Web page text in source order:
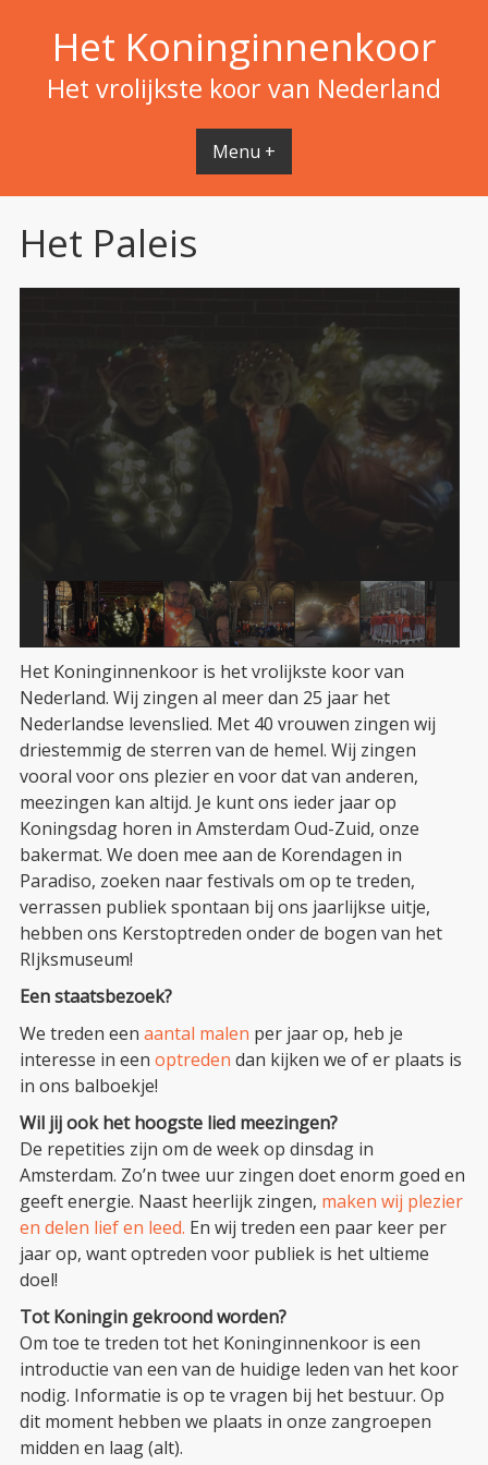
inhoudHet Koninginnenkoor
Het vrolijkste koor van Nederland
Menu +
Het Paleis
Het Koninginnenkoor is het vrolijkste koor van
Nederland. Wij zingen al meer dan 25 jaar het
Nederlandse levenslied. Met 40 vrouwen zingen wij
driestemmig de sterren van de hemel. Wij zingen
vooral voor ons plezier en voor dat van anderen,
meezingen kan altijd. Je kunt ons ieder jaar op
Koningsdag horen in Amsterdam Oud-Zuid, onze
bakermat. We doen mee aan de Korendagen in
Paradiso, zoeken naar festivals om op te treden,
verrassen publiek spontaan bij ons jaarlijkse uitje,
hebben ons Kerstoptreden onder de bogen van het
RIjksmuseum!
Een staatsbezoek?
We treden een aantal malen per jaar op, heb je
interesse in een optreden dan kijken we of er plaats is
in ons balboekje!
Wil jij ook het hoogste lied meezingen?
De repetities zijn om de week op dinsdag in
Amsterdam. Zo’n twee uur zingen doet enorm goed en
geeft energie. Naast heerlijk zingen, maken wij plezier
en delen lief en leed. En wij treden een paar keer per
jaar op, want optreden voor publiek is het ultieme
doel!
Tot Koningin gekroond worden?
Om toe te treden tot het Koninginnenkoor is een
introductie van een van de huidige leden van het koor
nodig. Informatie is op te vragen bij het bestuur. Op
dit moment hebben we plaats in onze zangroepen
midden en laag (alt).